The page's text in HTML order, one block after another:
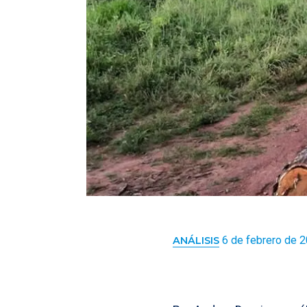
ANÁLISIS 6 de febrero de